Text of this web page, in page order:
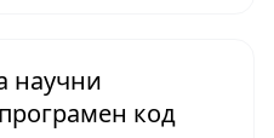
научни
код